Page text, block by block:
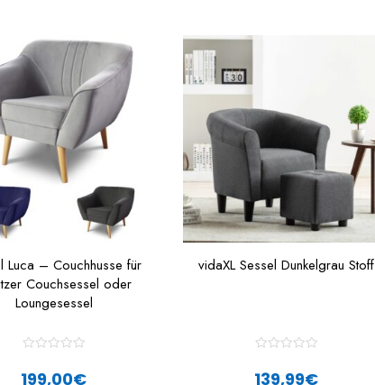
Luca – Couchhusse für
Couchsessel oder
Loungesessel
a
199,00€
vidaXL Sessel Dunkelgrau Stoff
a
139,99€